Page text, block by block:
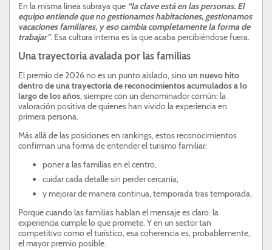
En la misma línea subraya que “la clave está en las personas. El
equipo entiende que no gestionamos habitaciones, gestionamos
vacaciones familiares, y eso cambia completamente la forma de
trabajar”. Esa cultura interna es la que acaba percibiéndose fuera.
Una trayectoria avalada por las familias
El premio de 2026 no es un punto aislado, sinoun nuevo hito
dentro de una trayectoria de reconocimientos acumulados a lo
largo de los años, siempre con un denominador común: la
valoración positiva de quienes han vivido la experiencia en
primera persona.
Más allá de las posiciones en rankings, estos reconocimientos
confirman una forma de entender el turismo familiar:
poner a las familias en el centro,
cuidar cada detalle sin perder cercanía,
y mejorar de manera continua, temporada tras temporada.
Porque cuando las familias hablan el mensaje es claro: la
experiencia cumple lo que promete. Y en un sector tan
competitivo como el turístico, esa coherencia es, probablemente,
el mayor premio posible.